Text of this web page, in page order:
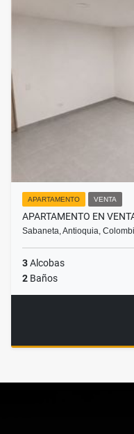
APARTAMENTO VENTA
APARTAMENTO EN
Sabaneta, Antioquia,
3Alcobas
2 Baños